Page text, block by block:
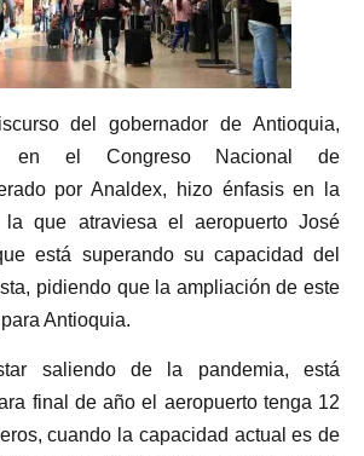
del gobernador de Antioquia,
en el Congreso Nacional de
por Analdex, hizo énfasis en la
la que atraviesa el aeropuerto José
está superando su capacidad del
pidiendo que la ampliación de este
Antioquia.
saliendo de la pandemia, está
final de año el aeropuerto tenga 12
cuando la capacidad actual es de